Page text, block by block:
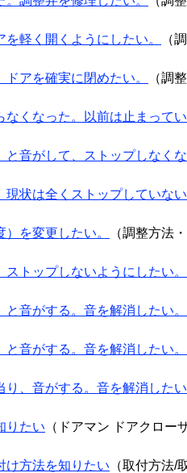
軽く開くようにしたい。 （
アを確実に閉めたい。 （調
なくなった。以前は止まって
と音がして、ストップしなく
状は全くストップしていな
を変更したい。 （調整方法
トップしないようにしたい。
音がする。音を解消したい。
音がする。音を解消したい。
、音がする。音を解消したい
りたい （ドアマン ドアクロー
け方法を知りたい （取付方法/